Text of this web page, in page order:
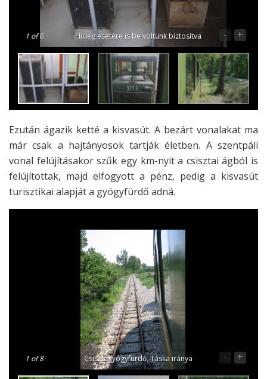
1 of 6 Hideg esetére is be voltunk biztosítva - +
Ezután ágazik ketté a kisvasút. A bezárt vonalakat ma
már csak a hajtányosok tartják életben. A szentpáli
vonal felújításakor szűk egy km-nyit a csisztai ágból is
felújítottak, majd elfogyott a pénz, pedig a kisvasút
turisztikai alapját a gyógyfürdő adná.
1 of 8 Csisztagyógyfürdő, Táska iránya - +